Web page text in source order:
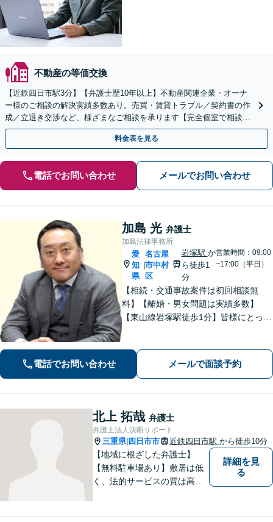
不動産の等価交換
【近鉄四日市駅3分】【弁護士歴10年以上】不動産関連企業・オーナ
ー様のご相談の解決実績多数あり。売買・賃貸トラブル／契約書の作
成／立退き交渉など、様ざまなご相談を承ります【完全個室で相談】
不動産企業の顧問弁護士も対応可能です
料金表を見る
電話でお問い合わせ メールでお問い合わせ
加島 光 弁護士
加島法律事務所
愛
知
県
名古屋
市中村
区
岩塚駅 か
ら徒歩1
分
営業時間：09:00
~17:00（平日）
【相続・交通事故案件は初回相談無
料】【離婚・男女問題は実績多数】
【東山線岩塚駅徒歩1分】皆様にとって
電話でお問い合わせ メールで面談予約
北上 拓哉 弁護士
弁護士法人決断サポート
三重県| 四日市市 近鉄四日市駅 から徒歩10分
【地域に根ざした弁護士】
【無料駐車場あり】敷居は低
く、法的サービスの質は高く
詳細を見
る